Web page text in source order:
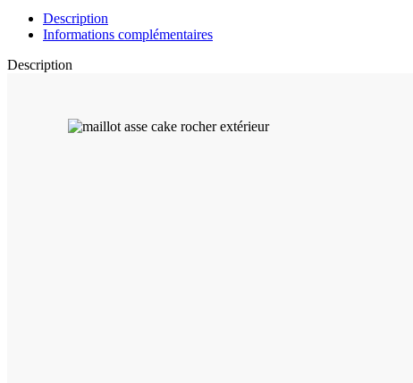
Description
Informations complémentaires
Description